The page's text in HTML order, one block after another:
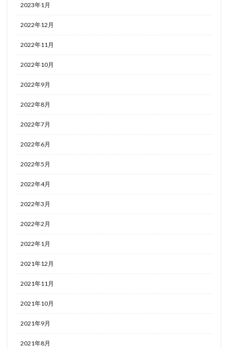
2023年1月
2022年12月
2022年11月
2022年10月
2022年9月
2022年8月
2022年7月
2022年6月
2022年5月
2022年4月
2022年3月
2022年2月
2022年1月
2021年12月
2021年11月
2021年10月
2021年9月
2021年8月